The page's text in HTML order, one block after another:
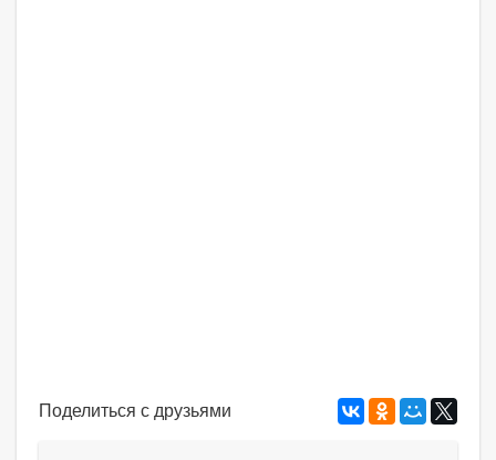
Поделиться с друзьями